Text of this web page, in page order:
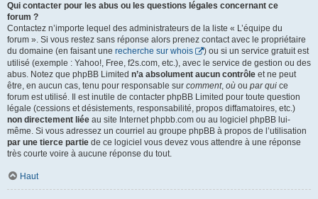
Qui contacter pour les abus ou les questions légales concernant ce
forum ?
Contactez n’importe lequel des administrateurs de la liste « L’équipe du
forum ». Si vous restez sans réponse alors prenez contact avec le propriétaire
du domaine (en faisant une recherche sur whois
) ou si un service gratuit est
utilisé (exemple : Yahoo!, Free, f2s.com, etc.), avec le service de gestion ou des
abus. Notez que phpBB Limited n’a absolument aucun contrôle et ne peut
être, en aucun cas, tenu pour responsable sur comment, où ou par qui ce
forum est utilisé. Il est inutile de contacter phpBB Limited pour toute question
légale (cessions et désistements, responsabilité, propos diffamatoires, etc.)
non directement liée au site Internet phpbb.com ou au logiciel phpBB lui-
même. Si vous adressez un courriel au groupe phpBB à propos de l’utilisation
par une tierce partie de ce logiciel vous devez vous attendre à une réponse
très courte voire à aucune réponse du tout.
Haut